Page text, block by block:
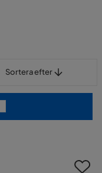
Sortera efter